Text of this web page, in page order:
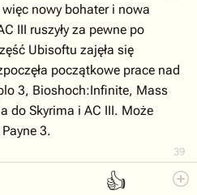
39
nowy bohater i nowa
III ruszyły za pewne po
Ubisoftu zajęła się
początkowe prace nad
3, Bioshoch:Infinite, Mass
do Skyrima i AC III. Może
3.
👍